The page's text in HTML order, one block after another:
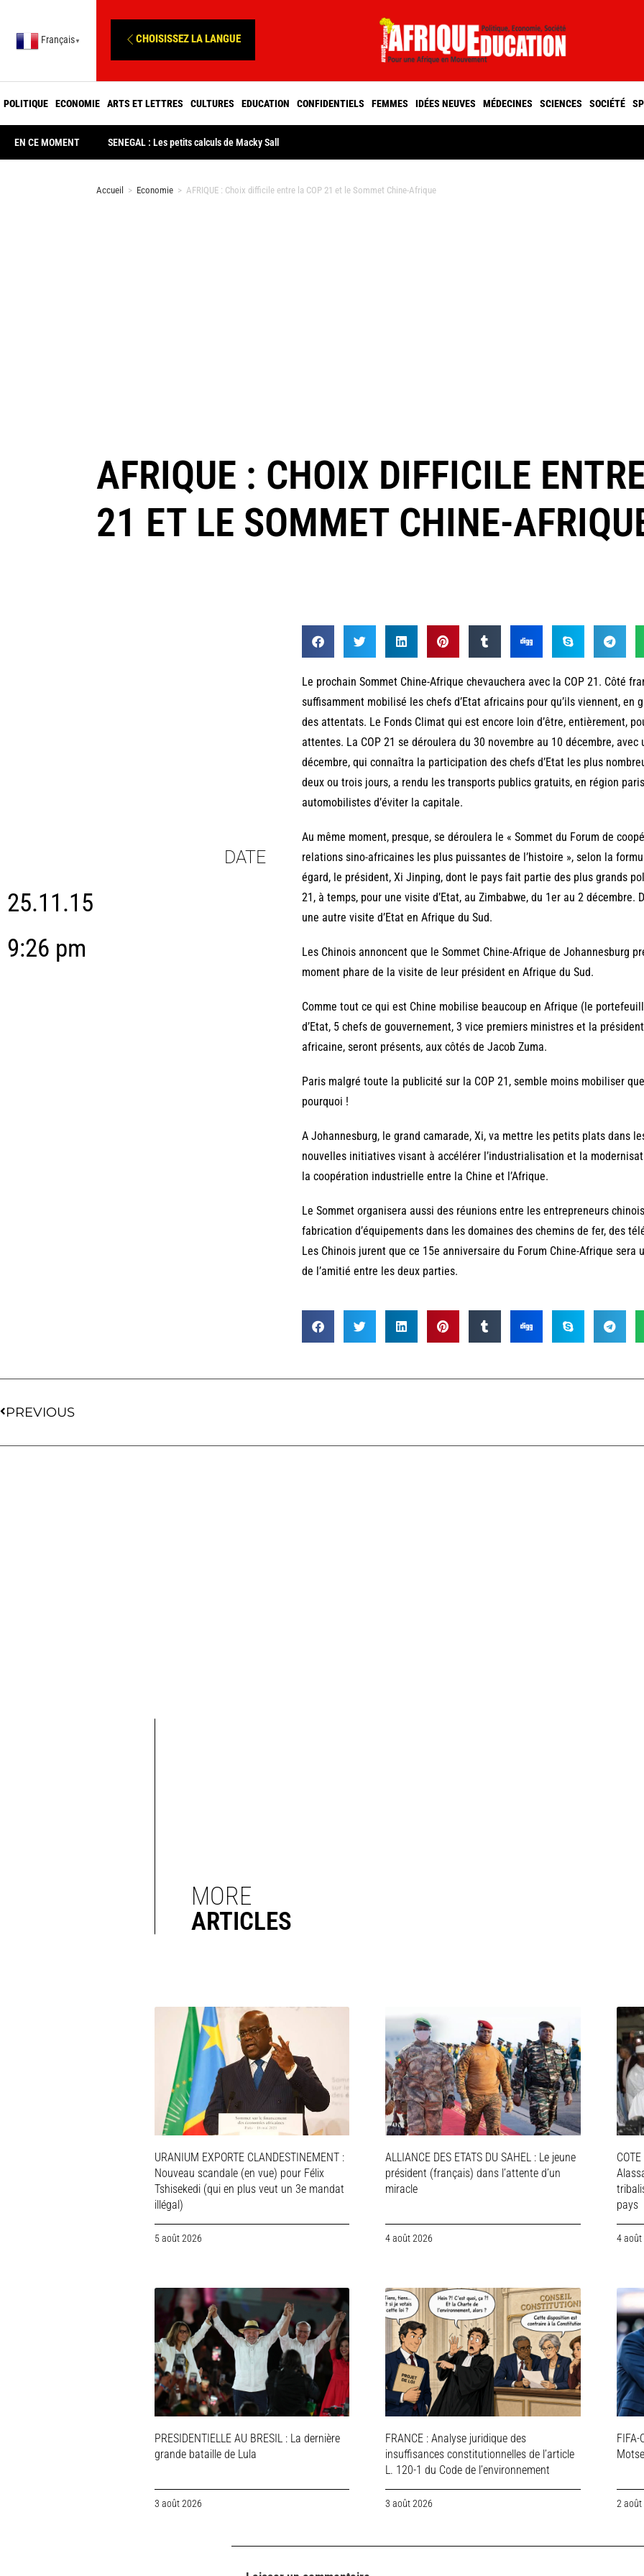
Français ▼ CHOISISSEZ LA LANGUE
POLITIQUE ECONOMIE ARTS ET LETTRES CULTURES EDUCATION CONFIDENTIELS FEMMES IDÉES NEUVES MÉDECINES SCIENCES SOCIÉTÉ
EN CE MOMENT SENEGAL : Les petits calculs de Macky Sall
Accueil > Economie > AFRIQUE : Choix difficile entre la COP 21 et le Sommet Chine-Afrique
AFRIQUE : CHOIX DIFFICILE
21 ET LE SOMMET CHINE-
DATE
25.11.15
9:26 pm
Le prochain Sommet Chine-Afrique chevauchera avec la COP 21. Côté
suffisamment mobilisé les chefs d’Etat africains pour qu’ils viennent, en
des attentats. Le Fonds Climat qui est encore loin d’être, entièrement,
attentes. La COP 21 se déroulera du 30 novembre au 10 décembre,
décembre, qui connaîtra la participation des chefs d’Etat les plus
deux ou trois jours, a rendu les transports publics gratuits, en région
automobilistes d’éviter la capitale.
Au même moment, presque, se déroulera le « Sommet du Forum de
relations sino-africaines les plus puissantes de l’histoire », selon la
égard, le président, Xi Jinping, dont le pays fait partie des plus grands
21, à temps, pour une visite d’Etat, au Zimbabwe, du 1er au 2 décembre.
une autre visite d’Etat en Afrique du Sud.
Les Chinois annoncent que le Sommet Chine-Afrique de Johannesburg
moment phare de la visite de leur président en Afrique du Sud.
Comme tout ce qui est Chine mobilise beaucoup en Afrique (le
d’Etat, 5 chefs de gouvernement, 3 vice premiers ministres et la
africaine, seront présents, aux côtés de Jacob Zuma.
Paris malgré toute la publicité sur la COP 21, semble moins mobiliser
pourquoi !
A Johannesburg, le grand camarade, Xi, va mettre les petits plats dans
nouvelles initiatives visant à accélérer l’industrialisation et la
la coopération industrielle entre la Chine et l’Afrique.
Le Sommet organisera aussi des réunions entre les entrepreneurs
fabrication d’équipements dans les domaines des chemins de fer, des
Les Chinois jurent que ce 15e anniversaire du Forum Chine-Afrique sera
de l’amitié entre les deux parties.
PREVIOUS
MORE
ARTICLES
URANIUM EXPORTE CLANDESTINEMENT :
Nouveau scandale (en vue) pour Félix
Tshisekedi (qui en plus veut un 3e mandat
illégal)
5 août 2026
ALLIANCE DES ETATS DU SAHEL : Le jeune
président (français) dans l’attente d’un
miracle
4 août 2026
pays
4 août
PRESIDENTIELLE AU BRESIL : La dernière
grande bataille de Lula
3 août 2026
FRANCE : Analyse juridique des
insuffisances constitutionnelles de l’article
L. 120-1 du Code de l’environnement
3 août 2026 2 août